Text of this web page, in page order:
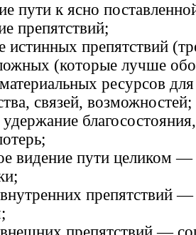
пути к ясно
препятствий;
истинных препятствий
(которые лучше
ресурсов
связей, возможностей;
видение пути целиком —
препятствий